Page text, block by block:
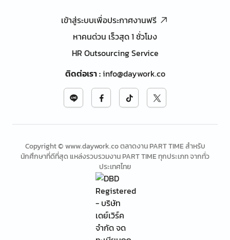
เข้าสู่ระบบเพื่อประกาศงานฟรี
หาคนด่วน เร็วสุด 1 ชั่วโมง
HR Outsourcing Service
ติดต่อเรา:info@daywork.co
Copyright © www.daywork.co ตลาดงาน PART TIME สำหรับ
นักศึกษาที่ดีที่สุด แหล่งรวบรวมงาน PART TIME ทุกประเภท จากทั่ว
ประเทศไทย